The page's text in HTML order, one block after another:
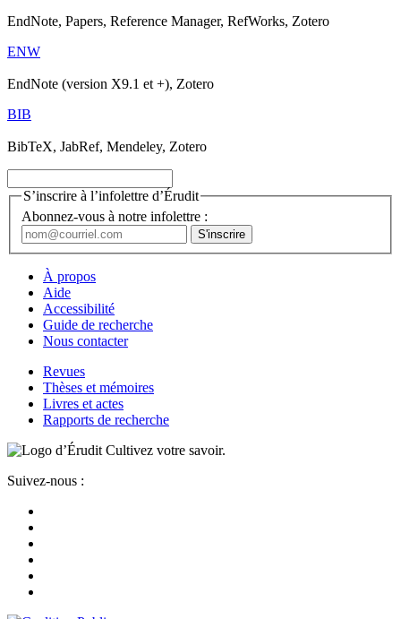
EndNote, Papers, Reference Manager, RefWorks, Zotero
ENW
EndNote (version X9.1 et +), Zotero
BIB
BibTeX, JabRef, Mendeley, Zotero
S’inscrire à l’infolettre d’Érudit
Abonnez-vous à notre infolettre :
À propos
Aide
Accessibilité
Guide de recherche
Nous contacter
Revues
Thèses et mémoires
Livres et actes
Rapports de recherche
Cultivez votre savoir.
Suivez-nous :